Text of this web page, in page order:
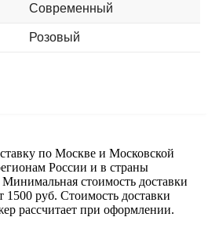
Современный
Розовый
по Москве и Московской
России и в страны
стоимость доставки
1500 руб. Стоимость доставки
рассчитает при оформлении.